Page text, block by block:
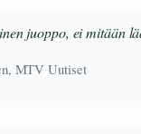
juoppo, ei mitään
MTV Uutiset